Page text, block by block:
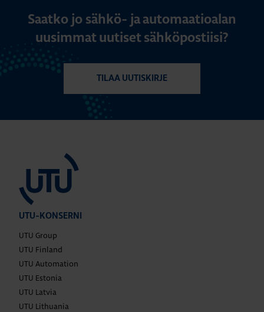
Saatko jo sähkö- ja automaatioalan
uusimmat uutiset sähköpostiisi?
TILAA UUTISKIRJE
UTU-KONSERNI
UTU Group
UTU Finland
UTU Automation
UTU Estonia
UTU Latvia
UTU Lithuania